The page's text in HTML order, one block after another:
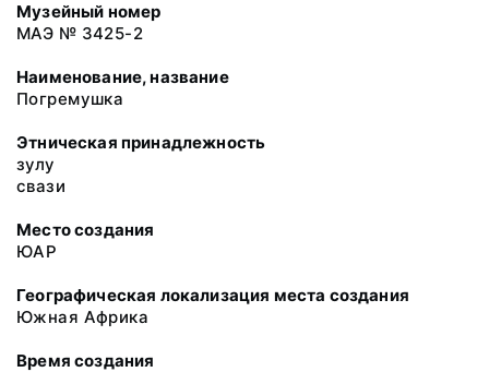
Музейный номер
МАЭ № 3425-2
Наименование, название
Погремушка
Этническая принадлежность
зулу
свази
Место создания
ЮАР
Географическая локализация места создания
Южная Африка
Время создания